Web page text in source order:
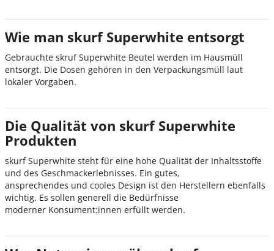
Wie man skurf Superwhite entsorgt
Gebrauchte skruf Superwhite Beutel werden im Hausmüll
entsorgt. Die Dosen gehören in den Verpackungsmüll laut
lokaler Vorgaben.
Die Qualität von skurf Superwhite
Produkten
skurf Superwhite steht für eine hohe Qualität der Inhaltsstoffe
und des Geschmackerlebnisses. Ein gutes,
ansprechendes und cooles Design ist den Herstellern ebenfalls
wichtig. Es sollen generell die Bedürfnisse
moderner Konsument:innen erfüllt werden.